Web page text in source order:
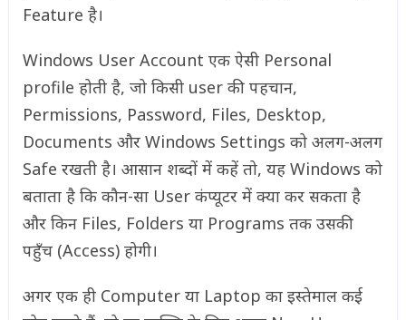
Feature है।
Windows User Account एक ऐसी Personal
profile होती है, जो किसी user की पहचान,
Permissions, Password, Files, Desktop,
Documents और Windows Settings को अलग-अलग
Safe रखती है। आसान शब्दों में कहें तो, यह Windows को
बताता है कि कौन-सा User कंप्यूटर में क्या कर सकता है
और किन Files, Folders या Programs तक उसकी
पहुँच (Access) होगी।
अगर एक ही Computer या Laptop का इस्तेमाल कई